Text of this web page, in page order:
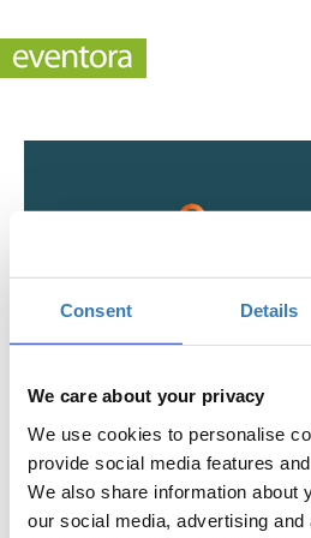
Consent Details
We care about your privacy
We use cookies to personalise
provide social media features
We also share information about
our social media, advertising
e κύκλος - Η Ελλάδα Μετά ΙΙ
Πότε;